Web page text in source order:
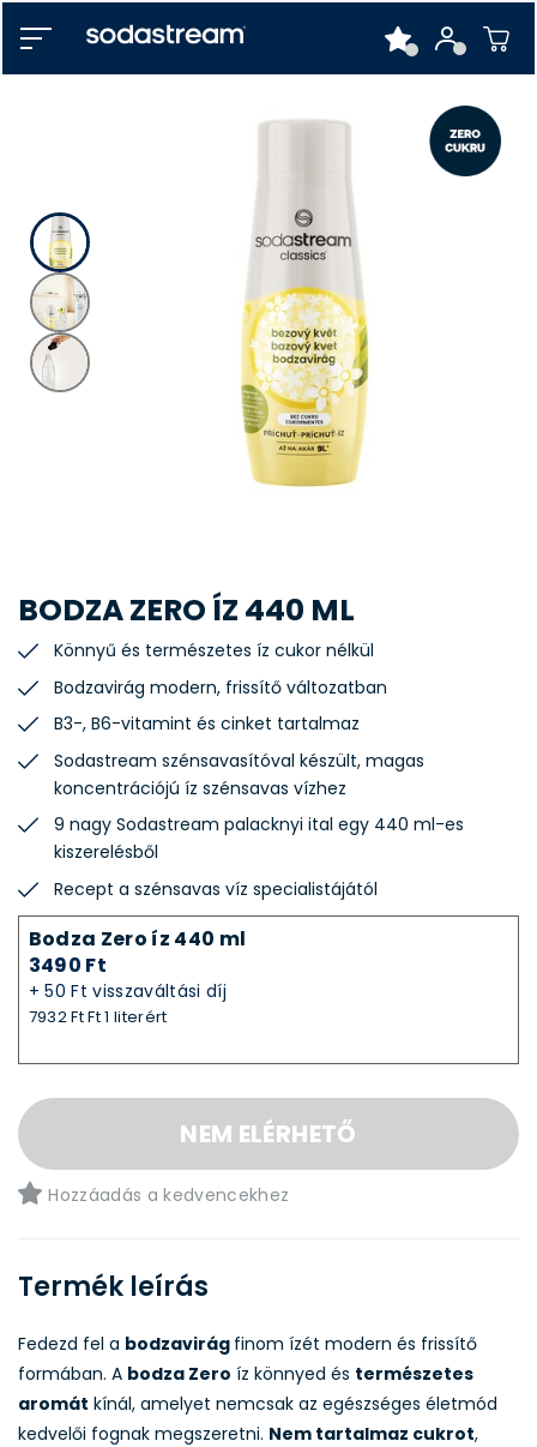
BODZA ZERO ÍZ 440 ML
Könnyű és természetes íz cukor nélkül
Bodzavirág modern, frissítő változatban
B3-, B6-vitamint és cinket tartalmaz
Sodastream szénsavasítóval készült, magas
koncentrációjú íz szénsavas vízhez
9 nagy Sodastream palacknyi ital egy 440 ml-es
kiszerelésből
Recept a szénsavas víz specialistájától
Bodza Zero íz 440 ml
3490 Ft
+ 50 Ft visszaváltási díj
7932 Ft Ft 1 literért
NEM ELÉRHETŐ
Hozzáadás a kedvencekhez
Termék leírás
Fedezd fel a bodzavirág finom ízét modern és frissítő
formában. A bodza Zero íz könnyed és természetes
aromát kínál, amelyet nemcsak az egészséges életmód
kedvelői fognak megszeretni. Nem tartalmaz cukrot,